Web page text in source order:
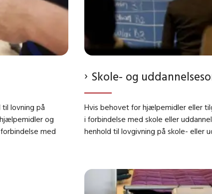
lovning på
og
med
Skole- og
Hvis behovet for hjælpemidler eller
i forbindelse med skole eller
henhold til lovgivning på skole- eller